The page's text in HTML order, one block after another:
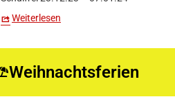
Weiterlesen
Weihnachtsferien